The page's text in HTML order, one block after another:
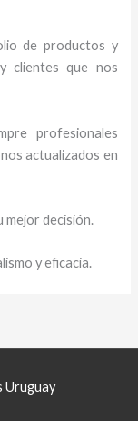
de productos y
clientes que nos
profesionales
actualizados en
mejor decisión.
y eficacia.
Uruguay